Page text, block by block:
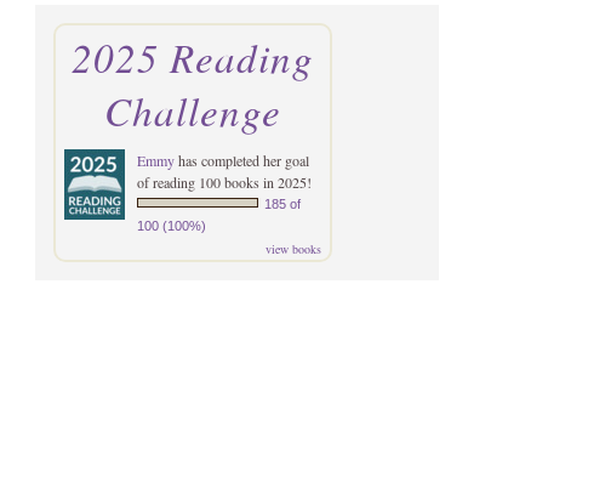
2025 Reading
Challenge
Emmyhas completed her goal
of reading 100 books in 2025!
185 of
100 (100%)
view books